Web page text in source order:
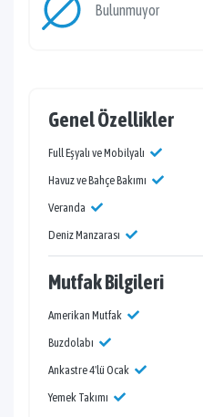
Bulunmuyor
Genel Özellikler
Full Eşyalı ve Mobilyalı
Havuz ve Bahçe Bakımı
Veranda
Deniz Manzarası
Mutfak Bilgileri
Amerikan Mutfak
Buzdolabı
Ankastre 4'lü Ocak
Yemek Takımı